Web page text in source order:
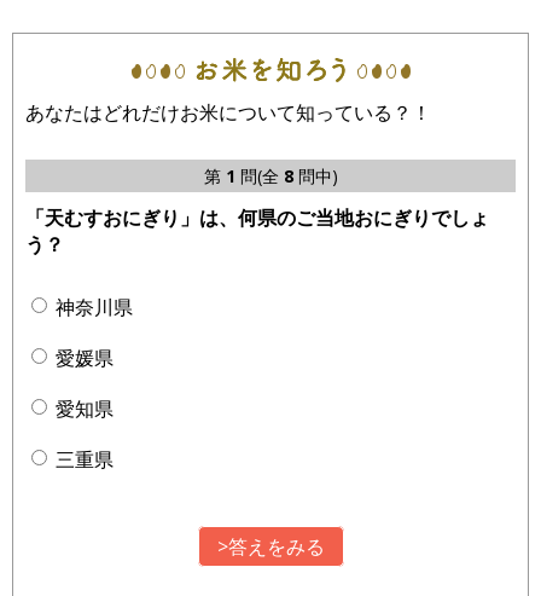
あなたはどれだけお米について知っている？！
第 1 問(全 8問中)
「天むすおにぎり」は、何県のご当地おにぎりでしょ
う？
神奈川県
愛媛県
愛知県
三重県
>答えをみる